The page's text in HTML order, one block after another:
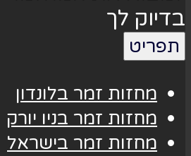
בדיוק לך
תפריט
מחזות זמר בלונדון
מחזות זמר בניו יורק
מחזות זמר בישראל